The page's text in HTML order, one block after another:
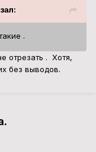
.
отрезать . Хотя,
без выводов.